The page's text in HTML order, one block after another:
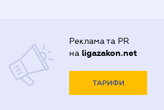
Реклама та PR
на ligazakon.net
ТАРИФИ